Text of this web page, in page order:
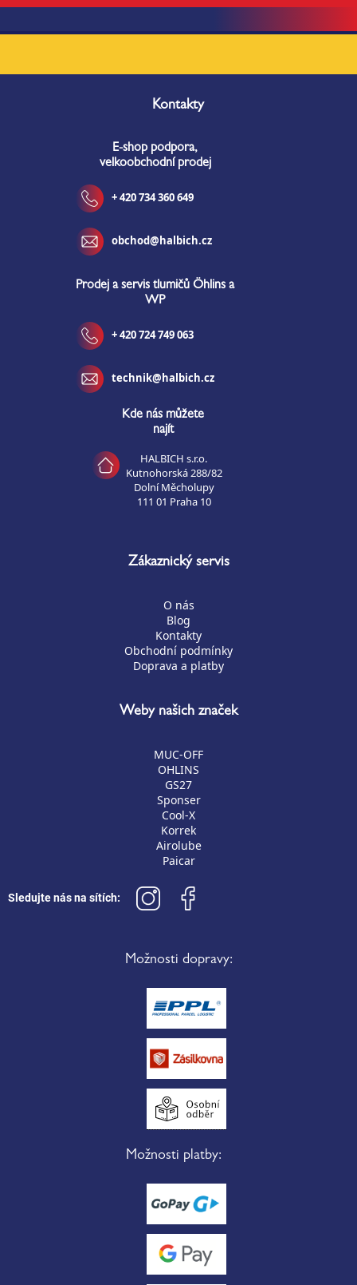
Kontakty
E-shop podpora,
velkoobchodní prodej
+ 420 734 360 649
obchod@halbich.cz
Prodej a servis tlumičů Öhlins a
WP
+ 420 724 749 063
technik@halbich.cz
Kde nás můžete
najít
HALBICH s.r.o.
Kutnohorská 288/82
Dolní Měcholupy
111 01 Praha 10
Zákaznický servis
O nás
Blog
Kontakty
Obchodní podmínky
Doprava a platby
Weby našich značek
MUC-OFF
OHLINS
GS27
Sponser
Cool-X
Korrek
Airolube
Paicar
Sledujte nás na sítích:
Možnosti dopravy:
Možnosti platby: